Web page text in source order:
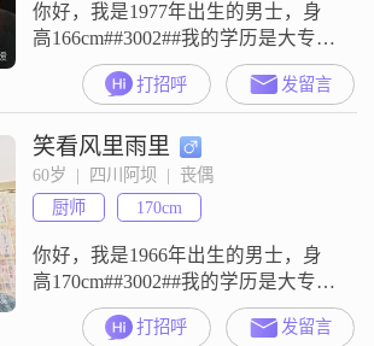
你好，我是1977年出生的男士，身
高166cm##3002##我的学历是大专，
目前的工作地在阿坝，月收入在
5001元到8000元之间##3002##我是
一个幽默风趣的人，平时相处起来
比较轻松##3002##同时我责任感
强，是一个真诚可靠的人，做事情
比较踏实##3002##在生活上，我坚
持以家庭为重，也追求事业上的成
功#
打招呼 发留言
笑看风里雨里
60岁  |  四川阿坝  |  丧偶
厨师
170cm
你好，我是1966年出生的男士，身
高170cm##3002##我的学历是大专，
现在在阿坝工作##3002##我的月收
入在3001到5000元这个范围
打招呼 发留言